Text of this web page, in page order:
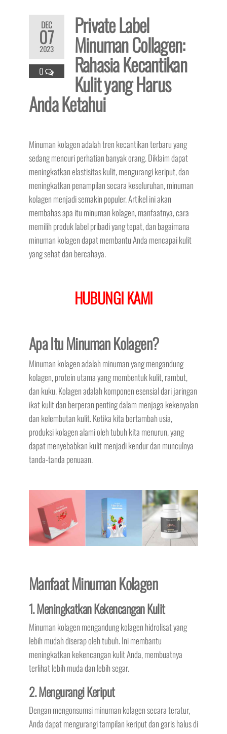
DEC
07
2023
0
Private Label
Minuman Collagen:
Rahasia Kecantikan
Kulit yang Harus
Anda Ketahui
Minuman kolagen adalah tren kecantikan terbaru yang
sedang mencuri perhatian banyak orang. Diklaim dapat
meningkatkan elastisitas kulit, mengurangi keriput, dan
meningkatkan penampilan secara keseluruhan, minuman
kolagen menjadi semakin populer. Artikel ini akan
membahas apa itu minuman kolagen, manfaatnya, cara
memilih produk label pribadi yang tepat, dan bagaimana
minuman kolagen dapat membantu Anda mencapai kulit
yang sehat dan bercahaya.
HUBUNGI KAMI
Apa Itu Minuman Kolagen?
Minuman kolagen adalah minuman yang mengandung
kolagen, protein utama yang membentuk kulit, rambut,
dan kuku. Kolagen adalah komponen esensial dari jaringan
ikat kulit dan berperan penting dalam menjaga kekenyalan
dan kelembutan kulit. Ketika kita bertambah usia,
produksi kolagen alami oleh tubuh kita menurun, yang
dapat menyebabkan kulit menjadi kendur dan munculnya
tanda-tanda penuaan.
Manfaat Minuman Kolagen
1. Meningkatkan Kekencangan Kulit
Minuman kolagen mengandung kolagen hidrolisat yang
lebih mudah diserap oleh tubuh. Ini membantu
meningkatkan kekencangan kulit Anda, membuatnya
terlihat lebih muda dan lebih segar.
2. Mengurangi Keriput
Dengan mengonsumsi minuman kolagen secara teratur,
Anda dapat mengurangi tampilan keriput dan garis halus di